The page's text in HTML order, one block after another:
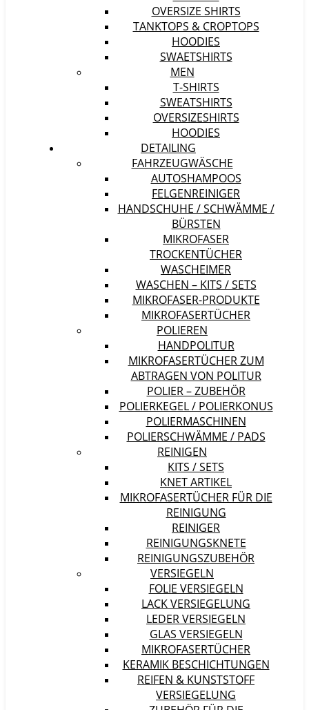
OVERSIZE SHIRTS
TANKTOPS & CROPTOPS
HOODIES
SWAETSHIRTS
MEN
T-SHIRTS
SWEATSHIRTS
OVERSIZESHIRTS
HOODIES
DETAILING
FAHRZEUGWÄSCHE
AUTOSHAMPOOS
FELGENREINIGER
HANDSCHUHE / SCHWÄMME /
BÜRSTEN
MIKROFASER
TROCKENTÜCHER
WASCHEIMER
WASCHEN – KITS / SETS
MIKROFASER-PRODUKTE
MIKROFASERTÜCHER
POLIEREN
HANDPOLITUR
MIKROFASERTÜCHER ZUM
ABTRAGEN VON POLITUR
POLIER – ZUBEHÖR
POLIERKEGEL / POLIERKONUS
POLIERMASCHINEN
POLIERSCHWÄMME / PADS
REINIGEN
KITS / SETS
KNET ARTIKEL
MIKROFASERTÜCHER FÜR DIE
REINIGUNG
REINIGER
REINIGUNGSKNETE
REINIGUNGSZUBEHÖR
VERSIEGELN
FOLIE VERSIEGELN
LACK VERSIEGELUNG
LEDER VERSIEGELN
GLAS VERSIEGELN
MIKROFASERTÜCHER
KERAMIK BESCHICHTUNGEN
REIFEN & KUNSTSTOFF
VERSIEGELUNG